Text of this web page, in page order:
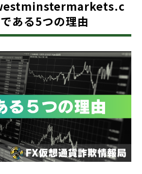
ある5つの理由